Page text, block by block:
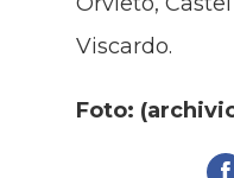
Viscardo.
Foto: